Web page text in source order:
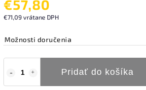
€57,80
€71,09 vrátane DPH
Možnosti doručenia
Pridať do košíka